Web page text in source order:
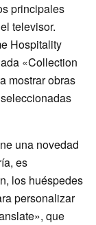
principales
televisor.
Hospitality
«Collection
mostrar obras
una novedad
es
los huéspedes
personalizar
que